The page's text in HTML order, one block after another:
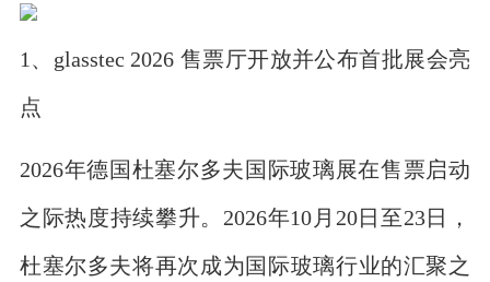
1、glasstec 2026 售票厅开放并公布首批展会亮
点
2026年德国杜塞尔多夫国际玻璃展在售票启动
之际热度持续攀升。2026年10月20日至23日，
杜塞尔多夫将再次成为国际玻璃行业的汇聚之